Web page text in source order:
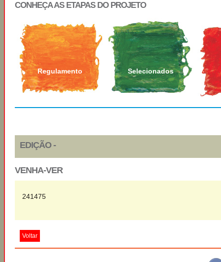
CONHEÇA AS ETAPAS DO PROJETO
Regulamento Selecionados
EDIÇÃO -
VENHA-VER
241475
Voltar